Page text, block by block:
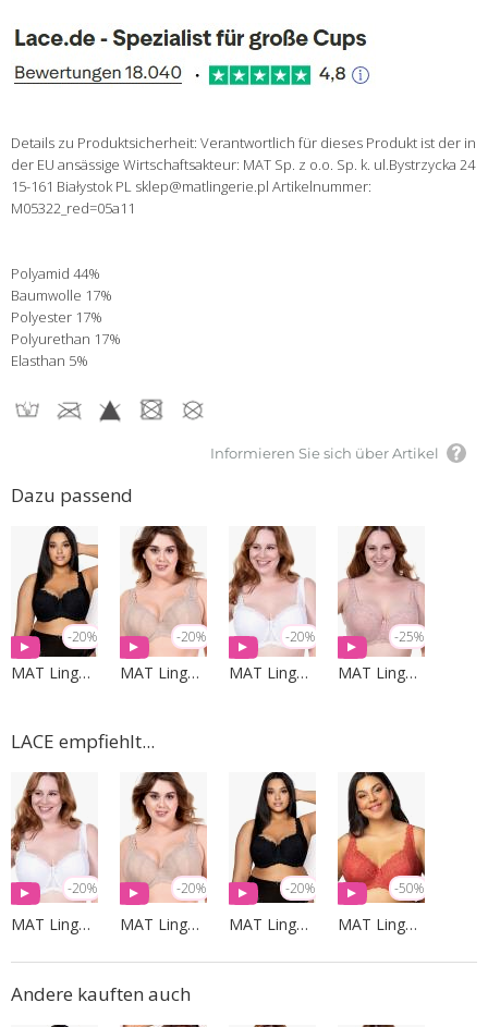
Details zu Produktsicherheit: Verantwortlich für dieses Produkt ist der in
der EU ansässige Wirtschaftsakteur: MAT Sp. z o.o. Sp. k. ul.Bystrzycka 24
15-161 Białystok PL sklep@matlingerie.pl Artikelnummer:
M05322_red=05a11
Polyamid 44%
Baumwolle 17%
Polyester 17%
Polyurethan 17%
Elasthan 5%
Informieren Sie sich über Artikel
Dazu passend
-20%
MAT Lingerie
-20%
MAT Lingerie
-20%
MAT Lingerie
-25%
MAT Lingerie
LACE empfiehlt...
-20%
MAT Lingerie
-20%
MAT Lingerie
-20%
MAT Lingerie
-50%
MAT Lingerie
Andere kauften auch